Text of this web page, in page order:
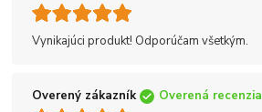
Vynikajúci produkt! Odporúčam všetkým.
Overený zákazník Overená recenzia